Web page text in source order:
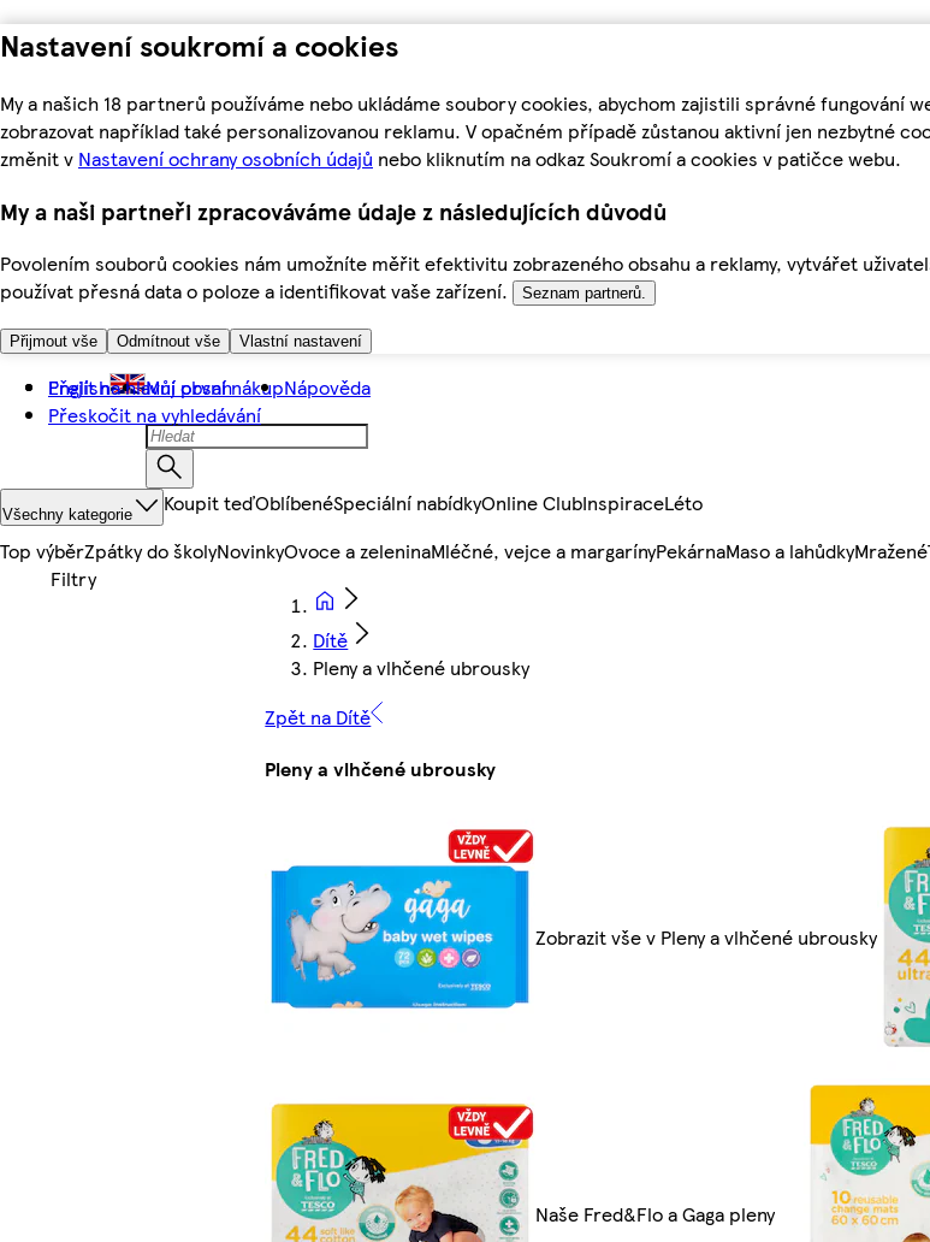
Nastavení soukromí a cookies
My a našich 18 partnerů používáme nebo ukládáme soubory cookies, abychom zajistili správné fungování
zobrazovat například také personalizovanou reklamu. V opačném případě zůstanou aktivní jen nezbytné
změnit v Nastavení ochrany osobních údajů nebo kliknutím na odkaz Soukromí a cookies v patičce webu.
My a naši partneři zpracováváme údaje z následujících důvodů
Povolením souborů cookies nám umožníte měřit efektivitu zobrazeného obsahu a reklamy, vytvářet
používat přesná data o poloze a identifikovat vaše zařízení.
Seznam partnerů.
Přijmout vše Odmítnout vše Vlastní nastavení
Přejít na hlavní obsah
Přeskočit na vyhledávání
English Můj první nákupNápověda
Všechny kategorie Koupit teďOblíbenéSpeciální nabídkyOnline ClubInspiraceLéto
Top výběrZpátky do školyNovinkyOvoce a zeleninaMléčné, vejce a margarínyPekárnaMaso a lahůdkyMražené
Dítě
Pleny a vlhčené ubrousky
Zpět na Dítě
Pleny a vlhčené ubrousky
Zobrazit vše v Pleny a vlhčené ubrousky
Naše Fred&Flo a Gaga pleny